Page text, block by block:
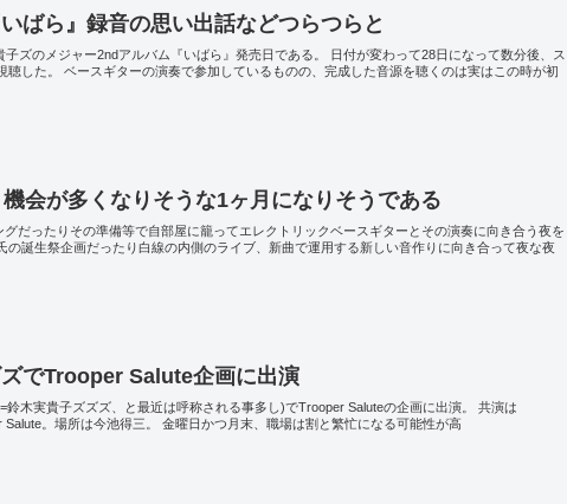
ばら』録音の思い出話などつらつらと
子ズのメジャー2ndアルバム『いばら』発売日である。 日付が変わって28日になって数分後、ス
聴した。 ベースギターの演奏で参加しているものの、完成した音源を聴くのは実はこの時が初
会が多くなりそうな1ヶ月になりそうである
だったりその準備等で自部屋に籠ってエレクトリックベースギターとその演奏に向き合う夜を
の誕生祭企画だったり白線の内側のライブ、新曲で運用する新しい音作りに向き合って夜な夜
でTrooper Salute企画に出演
鈴木実貴子ズズズ、と最近は呼称される事多し)でTrooper Saluteの企画に出演。 共演は
。場所は今池得三。 金曜日かつ月末、職場は割と繁忙になる可能性が高